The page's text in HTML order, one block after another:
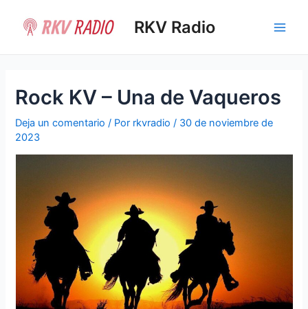
contenido
RKV Radio
Rock KV – Una de Vaqueros
Deja un comentario / Por rkvradio/ 30 de noviembre de
2023